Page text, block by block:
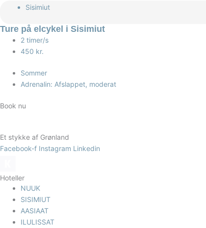
Sisimiut
Ture på elcykel i Sisimiut
2 timer/s
450 kr.
Sommer
Adrenalin: Afslappet, moderat
Book nu
Et stykke af Grønland
Facebook-f Instagram Linkedin
Hoteller
NUUK
SISIMIUT
AASIAAT
ILULISSAT